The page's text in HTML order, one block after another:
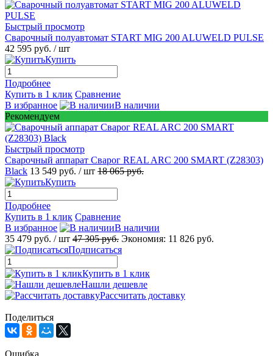
Быстрый просмотр
Сварочный полуавтомат START MIG 200 ALUWELD PULSE
42 595 руб. / шт
Купить
Подробнее
Купить в 1 клик Сравнение
В избранное
В наличии
Рекомендуем
Быстрый просмотр
Сварочный аппарат Сварог REAL ARC 200 SMART (Z28303)
Black 13 549 руб. / шт 18 065 руб.
Купить
Подробнее
Купить в 1 клик Сравнение
В избранное
В наличии
35 479 руб. / шт 47 305 руб. Экономия: 11 826 руб.
Подписаться
Купить в 1 клик
Нашли дешевле
Рассчитать доставку
Поделиться